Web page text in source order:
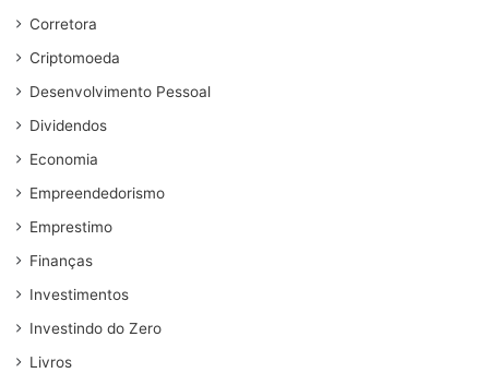
Corretora
Criptomoeda
Desenvolvimento Pessoal
Dividendos
Economia
Empreendedorismo
Emprestimo
Finanças
Investimentos
Investindo do Zero
Livros